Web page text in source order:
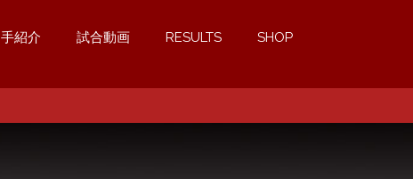
紹介 試合動画 RESULTS SHOP